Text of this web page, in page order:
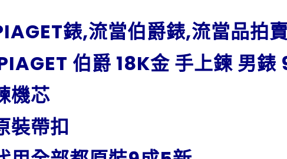
錶,流當伯爵錶,流當品拍
伯爵 18K金 手上鍊 男錶
機芯
裝帶扣